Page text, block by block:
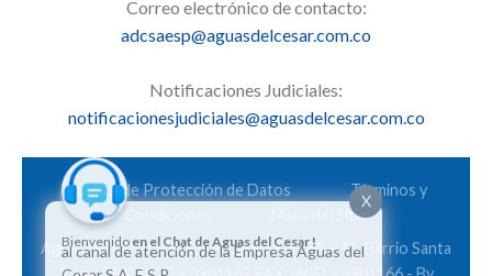
Correo electrónico de contacto:
adcsaesp@aguasdelcesar.com.co
Notificaciones Judiciales:
notificacionesjudiciales@aguasdelcesar.com.co
Política de Protección de Datos
Términos y
Condiciones
Mapa del Sitio
Aguas del Cesar S.A. E.S.P. Calle 28 Nº 6A – 15. Barrio Santa
X
Bienvenido en el Chat de Aguas del Cesar !
al canal de atención de la Empresa Aguas del